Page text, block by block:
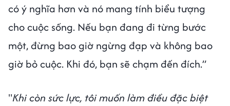
có ý nghĩa hơn và nó mang tính biểu tượng
cho cuộc sống. Nếu bạn đang đi từng bước
một, đừng bao giờ ngừng đạp và không bao
giờ bỏ cuộc. Khi đó, bạn sẽ chạm đến đích.”
"Khi còn sức lực, tôi muốn làm điều đặc biệt